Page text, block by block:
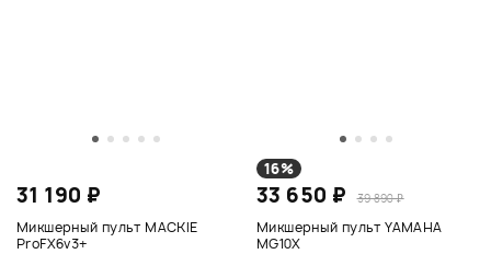
31 190 ₽
Микшерный пульт MACKIE
ProFX6v3+
16%
33 650 ₽ 39 890 ₽
Микшерный пульт YAMAHA
MG10X